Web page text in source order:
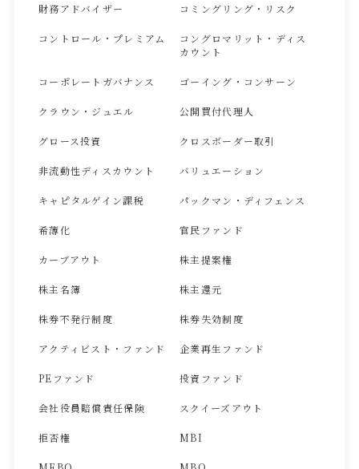
財務アドバイザー コミングリング・リスク
コントロール・プレミアム
コングロマリット・ディス
カウント
コーポレートガバナンス ゴーイング・コンサーン
クラウン・ジュエル 公開買付代理人
グロース投資 クロスボーダー取引
非流動性ディスカウント バリュエーション
キャピタルゲイン課税 パックマン・ディフェンス
希薄化 官民ファンド
カーブアウト 株主提案権
株主名簿 株主還元
株券不発行制度 株券失効制度
アクティビスト・ファンド 企業再生ファンド
PEファンド 投資ファンド
会社役員賠償責任保険 スクイーズアウト
拒否権 MBI